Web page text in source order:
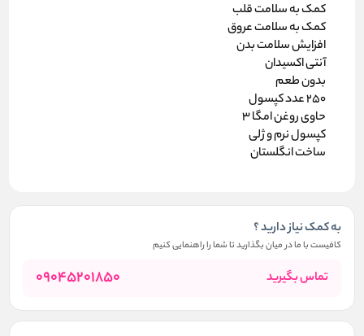
کمک به سلامت قلب
کمک به سلامت عروق
افزایش سلامت بدن
آنتی اکسیدان
بدون طعم
250 عدد کپسول
حاوی روغن امگا 3
کپسول نرم و ژلی
ساخت انگلستان
به کمک نیاز دارید ؟
کافیست با ما در میان بگذارید تا شما را راهنمایی کنیم
تماس بگیرید 09045201850